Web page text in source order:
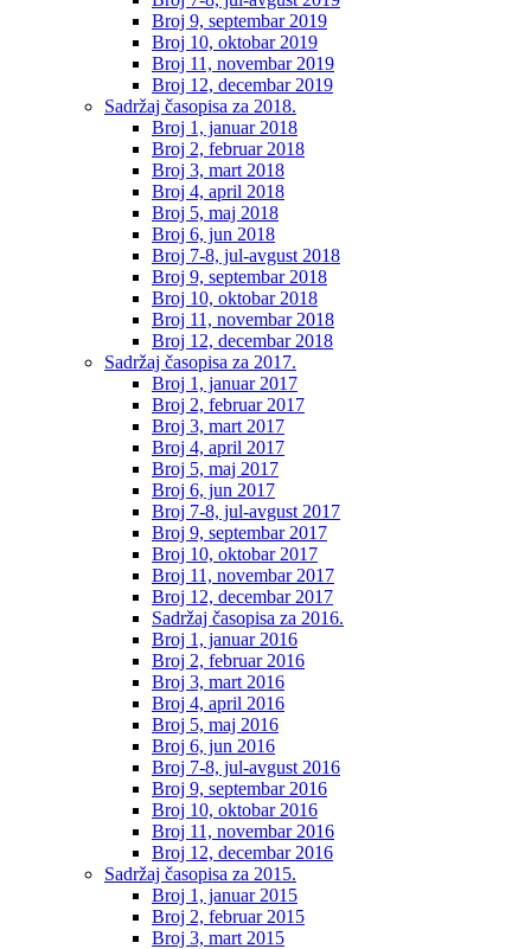
Broj 9, septembar 2019
Broj 10, oktobar 2019
Broj 11, novembar 2019
Broj 12, decembar 2019
Sadržaj časopisa za 2018.
Broj 1, januar 2018
Broj 2, februar 2018
Broj 3, mart 2018
Broj 4, april 2018
Broj 5, maj 2018
Broj 6, jun 2018
Broj 7-8, jul-avgust 2018
Broj 9, septembar 2018
Broj 10, oktobar 2018
Broj 11, novembar 2018
Broj 12, decembar 2018
Sadržaj časopisa za 2017.
Broj 1, januar 2017
Broj 2, februar 2017
Broj 3, mart 2017
Broj 4, april 2017
Broj 5, maj 2017
Broj 6, jun 2017
Broj 7-8, jul-avgust 2017
Broj 9, septembar 2017
Broj 10, oktobar 2017
Broj 11, novembar 2017
Broj 12, decembar 2017
Sadržaj časopisa za 2016.
Broj 1, januar 2016
Broj 2, februar 2016
Broj 3, mart 2016
Broj 4, april 2016
Broj 5, maj 2016
Broj 6, jun 2016
Broj 7-8, jul-avgust 2016
Broj 9, septembar 2016
Broj 10, oktobar 2016
Broj 11, novembar 2016
Broj 12, decembar 2016
Sadržaj časopisa za 2015.
Broj 1, januar 2015
Broj 2, februar 2015
Broj 3, mart 2015